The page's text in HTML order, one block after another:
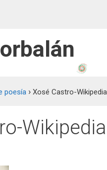
poesía › Xosé Castro-Wikipedia
Wikipedia